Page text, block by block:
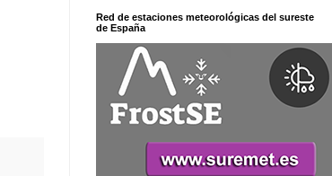
Red de estaciones meteorológicas del sureste
de España